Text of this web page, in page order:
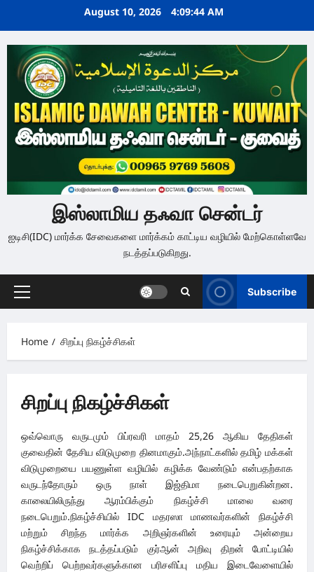
August 10, 2026 4:09:44 AM
இஸ்லாமிய தஃவா சென்டர்
ஐடிசி(IDC) மார்க்க சேவைகளை மார்க்கம் காட்டிய வழியில் மேற்கொள்ளவே
நடத்தப்படுகிறது.
Primary
Subscribe
Home சிறப்பு நிகழ்ச்சிகள்
சிறப்பு நிகழ்ச்சிகள்
ஒவ்வொரு வருடமும் பிப்ரவரி மாதம் 25,26 ஆகிய தேதிகள்
குவைதின் தேசிய விடுமுறை தினமாகும்.அந்நாட்களில் தமிழ் மக்கள்
விடுமுறையை பயணுள்ள வழியில் கழிக்க வேண்டும் என்பதற்காக
வருடந்தோரும் ஒரு நாள் இஜ்திமா நடைபெறுகின்றன.
காலையிலிருந்து ஆரம்பிக்கும் நிகழ்ச்சி மாலை வரை
நடைபெறும்.நிகழ்ச்சியில் IDC மதரஸா மாணவர்களின் நிகழ்ச்சி
மற்றும் சிறந்த மார்க்க அறிஞர்களின் உரையும் அன்றைய
நிகழ்ச்சிக்காக நடத்தப்படும் குர்ஆன் அறிவு திறன் போட்டியில்
வெற்றிப் பெற்றவர்களுக்கான பரிசளிப்பு மதிய இடைவேளையில்